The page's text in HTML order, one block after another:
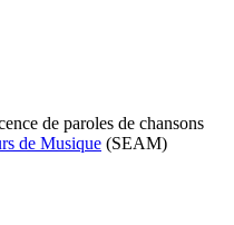
de paroles de chansons
de Musique (SEAM)